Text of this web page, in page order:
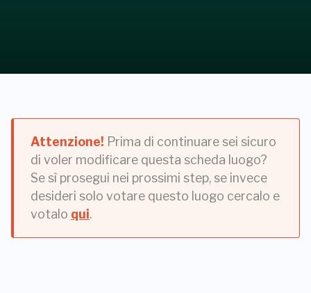
Attenzione! Prima di continuare sei sicuro
di voler modificare questa scheda luogo?
Se sì prosegui nei prossimi step, se invece
desideri solo votare questo luogo cercalo e
votalo qui.